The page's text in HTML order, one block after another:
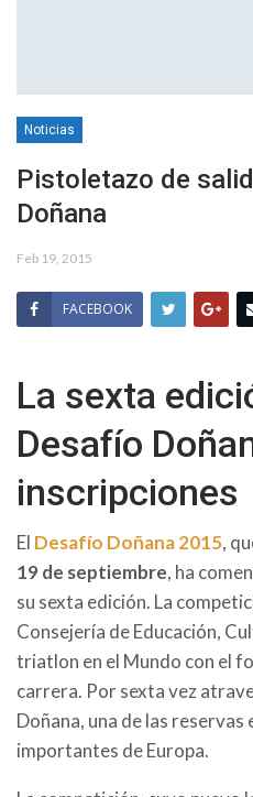
Noticias
Pistoletazo de
Doñana
Feb 19, 2015
FACEBOOK
La sexta
Desafío
inscripciones
El Desafío Doñana 2015,
19 de septiembre, ha
su sexta edición. La
Consejería de Educación,
triatlon en el Mundo con el
carrera. Por sexta vez
Doñana, una de las reservas
importantes de Europa.